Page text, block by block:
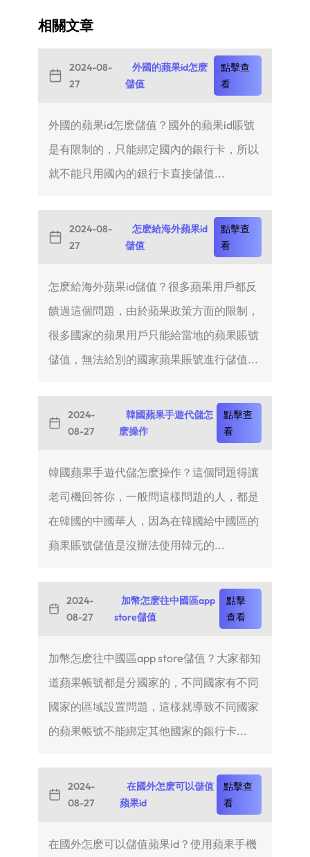
相關文章
2024-08-
27
外國的蘋果id怎麽
儲值
點擊查
看
外國的蘋果id怎麽儲值？國外的蘋果id賬號
是有限制的，只能綁定國內的銀行卡，所以
就不能只用國內的銀行卡直接儲值...
2024-08-
27
怎麽給海外蘋果id
儲值
點擊查
看
怎麽給海外蘋果id儲值？很多蘋果用戶都反
饋過這個問題，由於蘋果政策方面的限制，
很多國家的蘋果用戶只能給當地的蘋果賬號
儲值，無法給別的國家蘋果賬號進行儲值...
2024-
08-27
韓國蘋果手遊代儲怎
麽操作
點擊查
看
韓國蘋果手遊代儲怎麽操作？這個問題得讓
老司機回答你，一般問這樣問題的人，都是
在韓國的中國華人，因為在韓國給中國區的
蘋果賬號儲值是沒辦法使用韓元的...
2024-
08-27
加幣怎麽往中國區app
store儲值
點擊
查看
加幣怎麽往中國區app store儲值？大家都知
道蘋果帳號都是分國家的，不同國家有不同
國家的區域設置問題，這樣就導致不同國家
的蘋果帳號不能綁定其他國家的銀行卡...
2024-
08-27
在國外怎麽可以儲值
蘋果id
點擊查
看
在國外怎麽可以儲值蘋果id？使用蘋果手機